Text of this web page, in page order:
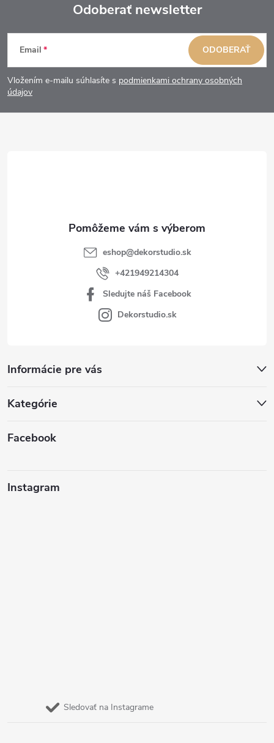
Z
á
p
Odoberať newsletter
Email
Vložením e-mailu súhlasíte s podmienkami ochrany osobných
údajov
ODOBERAŤ
Informácie pre vás
Kategórie
Facebook
Instagram
Sledovať na Instagrame
eshop@dekorstudio.sk
+421949214304
Sledujte náš Facebook
Dekorstudio.sk